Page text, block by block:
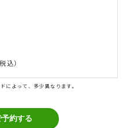
込）
によって、多少異なります。